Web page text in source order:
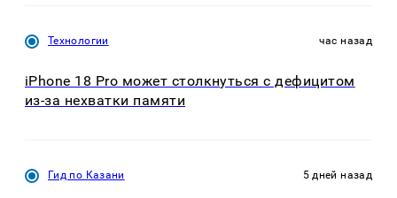
Технологии час назад
iPhone 18 Pro может столкнуться с дефицитом
из-за нехватки памяти
Гид по Казани 5 дней назад